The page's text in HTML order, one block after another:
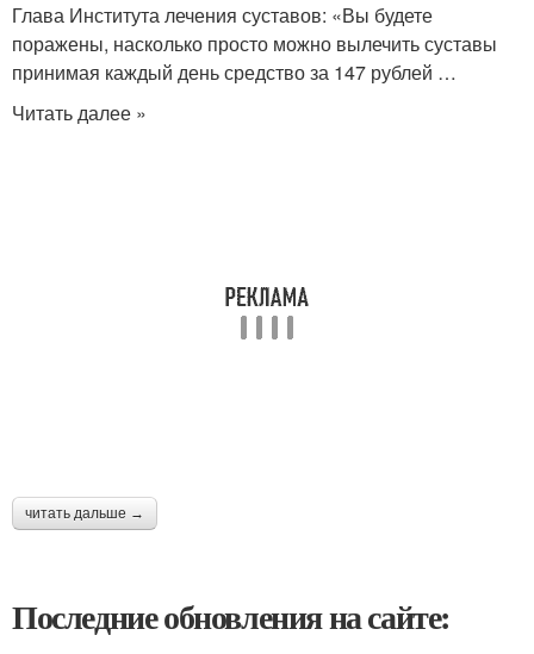
Глава Института лечения суставов: «Вы будете
поражены, насколько просто можно вылечить суставы
принимая каждый день средство за 147 рублей …
Читать далее »
читать дальше →
Последние обновления на сайте: